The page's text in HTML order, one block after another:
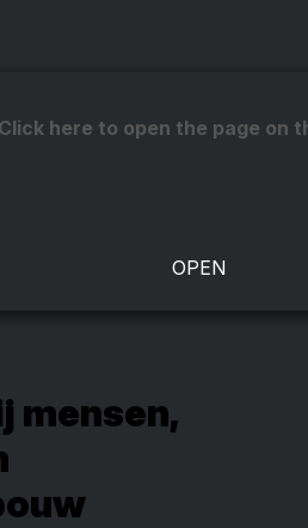
Click here to open the page on
mensen,